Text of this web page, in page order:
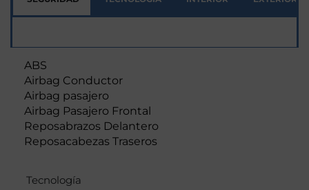
ABS
Airbag Conductor
Airbag pasajero
Airbag Pasajero Frontal
Reposabrazos Delantero
Reposacabezas Traseros
Tecnología